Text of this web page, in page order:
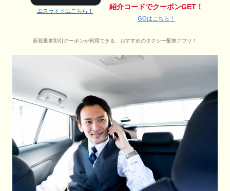
エスライドはこちら！
紹介コードでクーポンGET！
GOはこちら！
新規乗車割引クーポンが利用できる、おすすめのタクシー配車アプリ！